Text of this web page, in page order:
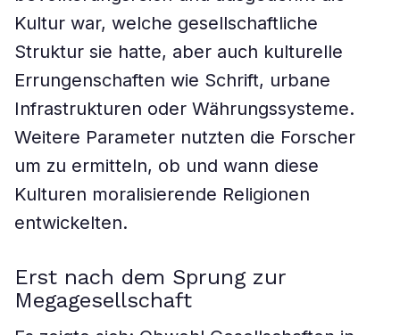
Kultur war, welche gesellschaftliche
Struktur sie hatte, aber auch kulturelle
Errungenschaften wie Schrift, urbane
Infrastrukturen oder Währungssysteme.
Weitere Parameter nutzten die Forscher
um zu ermitteln, ob und wann diese
Kulturen moralisierende Religionen
entwickelten.
Erst nach dem Sprung zur
Megagesellschaft